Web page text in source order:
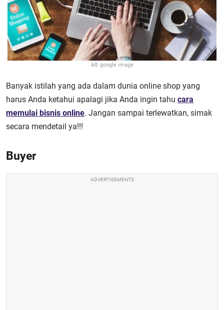
â© google image
Banyak istilah yang ada dalam dunia online shop yang
harus Anda ketahui apalagi jika Anda ingin tahu cara
memulai bisnis online. Jangan sampai terlewatkan, simak
secara mendetail ya!!!
Buyer
ADVERTISEMENTS